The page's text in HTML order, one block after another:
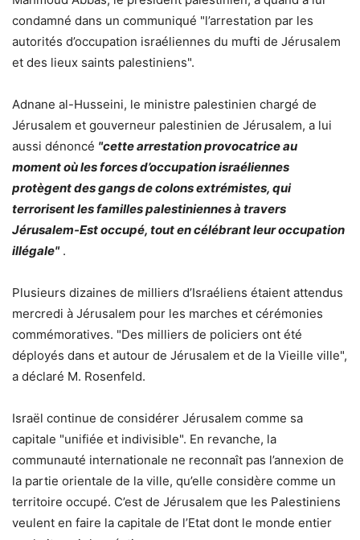
condamné dans un communiqué "l’arrestation par les
autorités d’occupation israéliennes du mufti de Jérusalem
et des lieux saints palestiniens".
Adnane al-Husseini, le ministre palestinien chargé de
Jérusalem et gouverneur palestinien de Jérusalem, a lui
aussi dénoncé "cette arrestation provocatrice au
moment où les forces d’occupation israéliennes
protègent des gangs de colons extrémistes, qui
terrorisent les familles palestiniennes à travers
Jérusalem-Est occupé, tout en célébrant leur occupation
illégale" .
Plusieurs dizaines de milliers d’Israéliens étaient attendus
mercredi à Jérusalem pour les marches et cérémonies
commémoratives. "Des milliers de policiers ont été
déployés dans et autour de Jérusalem et de la Vieille ville",
a déclaré M. Rosenfeld.
Israël continue de considérer Jérusalem comme sa
capitale "unifiée et indivisible". En revanche, la
communauté internationale ne reconnaît pas l’annexion de
la partie orientale de la ville, qu’elle considère comme un
territoire occupé. C’est de Jérusalem que les Palestiniens
veulent en faire la capitale de l’Etat dont le monde entier